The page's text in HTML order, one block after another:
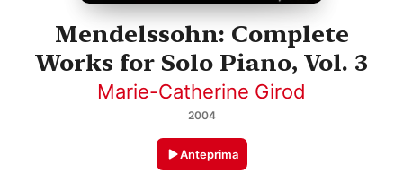
Mendelssohn: Complete
Works for Solo Piano, Vol. 3
Marie-Catherine Girod
2004
Anteprima